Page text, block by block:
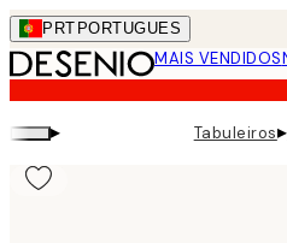
Skip
to
main
content.
PRT PORTUGUES
MAIS VENDIDOS
▸ Tabuleiros▸